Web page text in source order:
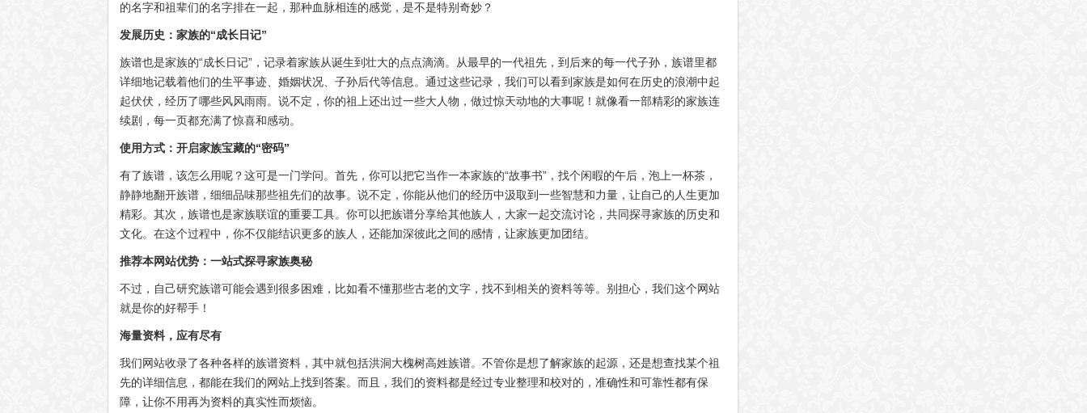
的名字和祖辈们的名字排在一起，那种血脉相连的感觉，是不是特别奇妙？
发展历史：家族的“成长日记”
族谱也是家族的“成长日记”，记录着家族从诞生到壮大的点点滴滴。从最早的一代祖先，到后来的每一代子孙，族谱里都
详细地记载着他们的生平事迹、婚姻状况、子孙后代等信息。通过这些记录，我们可以看到家族是如何在历史的浪潮中起
起伏伏，经历了哪些风风雨雨。说不定，你的祖上还出过一些大人物，做过惊天动地的大事呢！就像看一部精彩的家族连
续剧，每一页都充满了惊喜和感动。
使用方式：开启家族宝藏的“密码”
有了族谱，该怎么用呢？这可是一门学问。首先，你可以把它当作一本家族的“故事书”，找个闲暇的午后，泡上一杯茶，
静静地翻开族谱，细细品味那些祖先们的故事。说不定，你能从他们的经历中汲取到一些智慧和力量，让自己的人生更加
精彩。其次，族谱也是家族联谊的重要工具。你可以把族谱分享给其他族人，大家一起交流讨论，共同探寻家族的历史和
文化。在这个过程中，你不仅能结识更多的族人，还能加深彼此之间的感情，让家族更加团结。
推荐本网站优势：一站式探寻家族奥秘
不过，自己研究族谱可能会遇到很多困难，比如看不懂那些古老的文字，找不到相关的资料等等。别担心，我们这个网站
就是你的好帮手！
海量资料，应有尽有
我们网站收录了各种各样的族谱资料，其中就包括洪洞大槐树高姓族谱。不管你是想了解家族的起源，还是想查找某个祖
先的详细信息，都能在我们的网站上找到答案。而且，我们的资料都是经过专业整理和校对的，准确性和可靠性都有保
障，让你不用再为资料的真实性而烦恼。